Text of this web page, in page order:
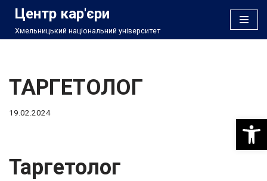
Перейти
Центр кар'єри
Хмельницький національний університет
ТАРГЕТОЛОГ
19.02.2024
Таргетолог